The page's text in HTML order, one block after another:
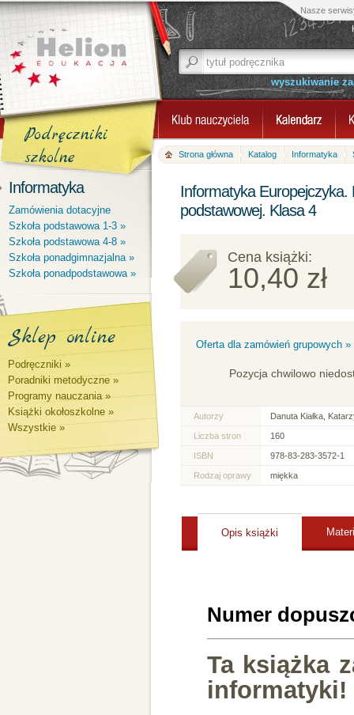
Nasze
wyszukiwanie
Podręczniki
szkolne
Informatyka
Zamówienia dotacyjne
Szkoła podstawowa 1-3 »
Szkoła podstawowa 4-8 »
Szkoła ponadgimnazjalna »
Szkoła ponadpodstawowa »
Sklep online
Podręczniki »
Poradniki metodyczne »
Programy nauczania »
Książki okołoszkolne »
Wszystkie »
Strona główna Katalog Informatyka
Informatyka Europejczyka.
podstawowej. Klasa 4
Cena książki:
10,40 zł
Oferta dla zamówień grupowych »
Pozycja chwilowo
Autorzy Danuta Kiałka,
Liczba stron 160
ISBN 978-83-283-3572-1
Rodzaj oprawy miękka
Opis książki
Numer
Ta książka
informatyki!